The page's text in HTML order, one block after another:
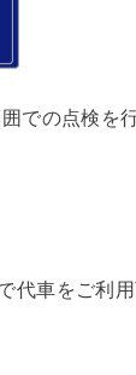
での点検を
代車をご利